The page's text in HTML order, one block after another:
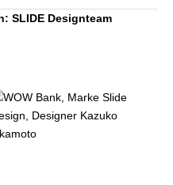
SLIDE Designteam